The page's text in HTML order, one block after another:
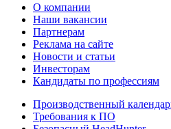
О компании
Наши вакансии
Партнерам
Реклама на сайте
Новости и статьи
Инвесторам
Кандидаты по профессиям
Производственный
Требования к ПО